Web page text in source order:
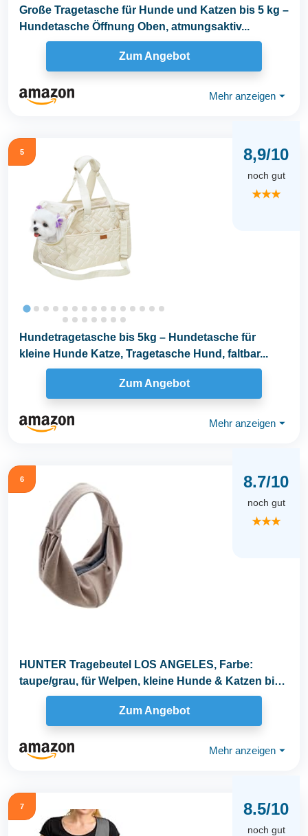
Große Tragetasche für Hunde und Katzen bis 5 kg –
Hundetasche Öffnung Oben, atmungsaktiv...
Zum Angebot
Mehr anzeigen ⏷
5 8,9/10
noch gut
★★★
Hundetragetasche bis 5kg – Hundetasche für
kleine Hunde Katze, Tragetasche Hund, faltbar...
Zum Angebot
Mehr anzeigen ⏷
6 8.7/10
noch gut
★★★
HUNTER Tragebeutel LOS ANGELES, Farbe:
taupe/grau, für Welpen, kleine Hunde & Katzen bis
8 kg...
Zum Angebot
Mehr anzeigen ⏷
7 8.5/10
noch gut